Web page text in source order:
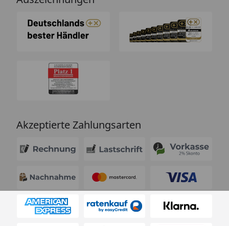
Akzeptierte Zahlungsarten